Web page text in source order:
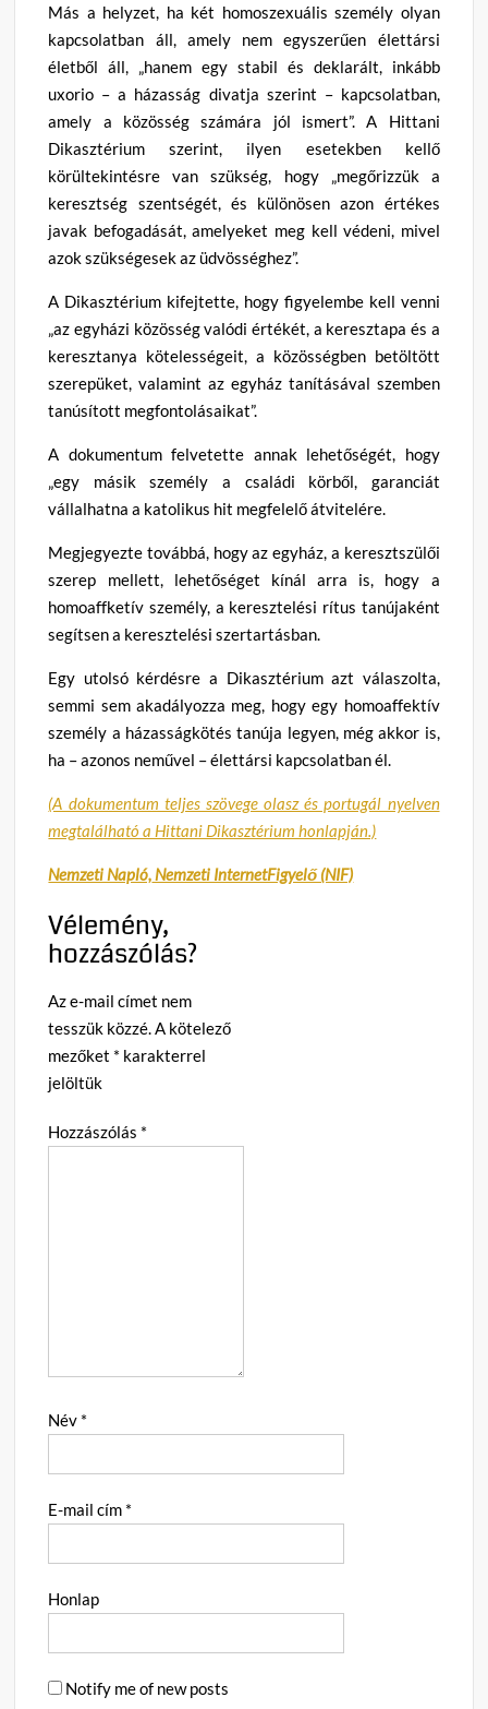
Más a helyzet, ha két homoszexuális személy olyan
kapcsolatban áll, amely nem egyszerűen élettársi
életből áll, „hanem egy stabil és deklarált, inkább
uxorio – a házasság divatja szerint – kapcsolatban,
amely a közösség számára jól ismert”. A Hittani
Dikasztérium szerint, ilyen esetekben kellő
körültekintésre van szükség, hogy „megőrizzük a
keresztség szentségét, és különösen azon értékes
javak befogadását, amelyeket meg kell védeni, mivel
azok szükségesek az üdvösséghez”.
A Dikasztérium kifejtette, hogy figyelembe kell venni
„az egyházi közösség valódi értékét, a keresztapa és a
keresztanya kötelességeit, a közösségben betöltött
szerepüket, valamint az egyház tanításával szemben
tanúsított megfontolásaikat”.
A dokumentum felvetette annak lehetőségét, hogy
„egy másik személy a családi körből, garanciát
vállalhatna a katolikus hit megfelelő átvitelére.
Megjegyezte továbbá, hogy az egyház, a keresztszülői
szerep mellett, lehetőséget kínál arra is, hogy a
homoaffketív személy, a keresztelési rítus tanújaként
segítsen a keresztelési szertartásban.
Egy utolsó kérdésre a Dikasztérium azt válaszolta,
semmi sem akadályozza meg, hogy egy homoaffektív
személy a házasságkötés tanúja legyen, még akkor is,
ha – azonos neművel – élettársi kapcsolatban él.
(A dokumentum teljes szövege olasz és portugál nyelven
megtalálható a Hittani Dikasztérium honlapján.)
Nemzeti Napló,Nemzeti InternetFigyelő (NIF)
Vélemény,
hozzászólás?
Az e-mail címet nem
tesszük közzé.A kötelező
mezőket * karakterrel
jelöltük
Hozzászólás *
Név *
E-mail cím *
Honlap
Notify me of new posts